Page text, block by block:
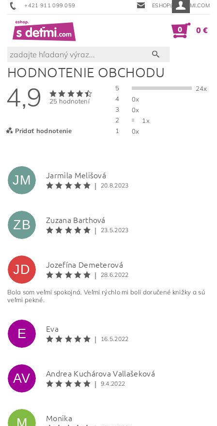
+421 911 099 059 ESHOP@SDETMI.COM
0 0 €
HODNOTENIE OBCHODU
4,9 25 hodnotení
Pridať hodnotenie
5
24x
4
0x
3
0x
2
1x
1
0x
Vložením hodnotenie súhlasíte s
ochrany osobných údajov
BEZPEČNOSTNÁ KONTROLA
Odpíšte text z obrázka
JM Jarmila Melišová
| 20.8.2023
ZB Zuzana Barthová
| 23.5.2023
JD Jozefína Demeterová
| 28.6.2022
Bola som veľmi spokojná. Veľmi rýchlo mi boli doručené knižky a sú
veľmi pekné.
E Eva
| 16.5.2022
AV Andrea Kuchárova Vallašeková
| 9.4.2022
Monika